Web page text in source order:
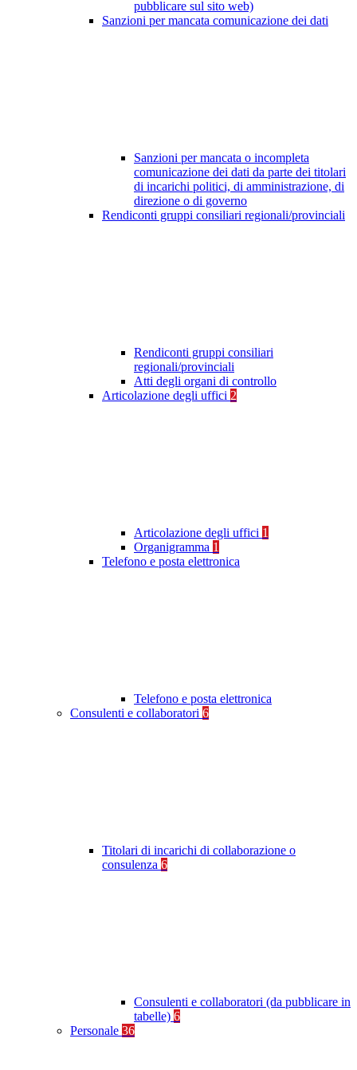
pubblicare sul sito web)
Sanzioni per mancata comunicazione dei dati
Sanzioni per mancata o incompleta
comunicazione dei dati da parte dei titolari
di incarichi politici, di amministrazione, di
direzione o di governo
Rendiconti gruppi consiliari regionali/provinciali
Rendiconti gruppi consiliari
regionali/provinciali
Atti degli organi di controllo
Articolazione degli uffici 2
Articolazione degli uffici 1
Organigramma 1
Telefono e posta elettronica
Telefono e posta elettronica
Consulenti e collaboratori 6
Titolari di incarichi di collaborazione o
consulenza 6
Consulenti e collaboratori (da pubblicare in
tabelle) 6
Personale 36